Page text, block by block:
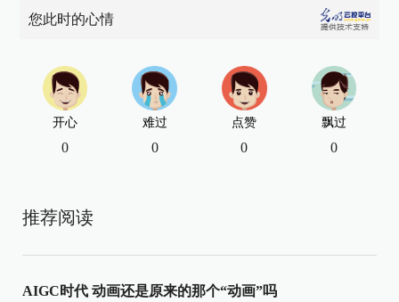
您此时的心情
开心
0
难过
0
点赞
0
飘过
0
推荐阅读
AIGC时代 动画还是原来的那个“动画”吗